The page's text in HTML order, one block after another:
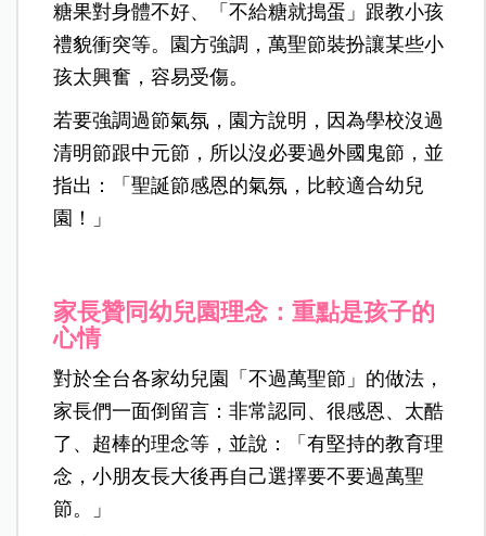
糖果對身體不好、「不給糖就搗蛋」跟教小孩
禮貌衝突等。園方強調，萬聖節裝扮讓某些小
孩太興奮，容易受傷。
若要強調過節氣氛，園方說明，因為學校沒過
清明節跟中元節，所以沒必要過外國鬼節，並
指出：「聖誕節感恩的氣氛，比較適合幼兒
園！」
家長贊同幼兒園理念：重點是孩子的
心情
對於全台各家幼兒園「不過萬聖節」的做法，
家長們一面倒留言：非常認同、很感恩、太酷
了、超棒的理念等，並說：「有堅持的教育理
念，小朋友長大後再自己選擇要不要過萬聖
節。」